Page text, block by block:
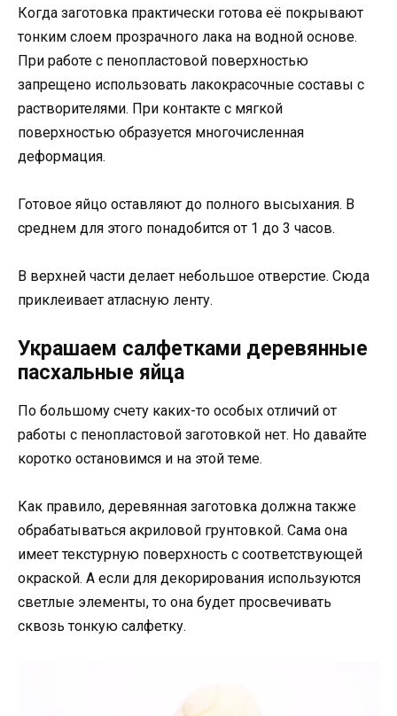
Когда заготовка практически готова её покрывают
тонким слоем прозрачного лака на водной основе.
При работе с пенопластовой поверхностью
запрещено использовать лакокрасочные составы с
растворителями. При контакте с мягкой
поверхностью образуется многочисленная
деформация.
Готовое яйцо оставляют до полного высыхания. В
среднем для этого понадобится от 1 до 3 часов.
В верхней части делает небольшое отверстие. Сюда
приклеивает атласную ленту.
Украшаем салфетками деревянные
пасхальные яйца
По большому счету каких-то особых отличий от
работы с пенопластовой заготовкой нет. Но давайте
коротко остановимся и на этой теме.
Как правило, деревянная заготовка должна также
обрабатываться акриловой грунтовкой. Сама она
имеет текстурную поверхность с соответствующей
окраской. А если для декорирования используются
светлые элементы, то она будет просвечивать
сквозь тонкую салфетку.